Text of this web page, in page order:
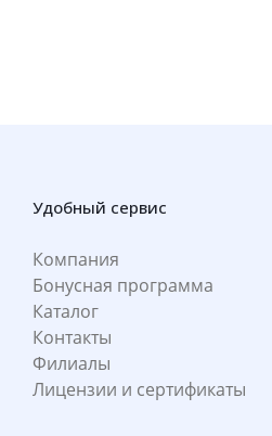
Удобный сервис
Компания
Бонусная программа
Каталог
Контакты
Филиалы
Лицензии и сертификаты